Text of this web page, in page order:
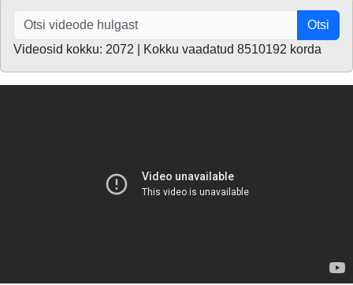
Otsi
Videosid kokku: 2072 | Kokku vaadatud 8510192 korda